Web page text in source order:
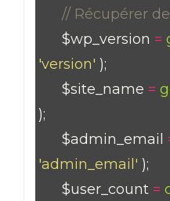
// Récupérer
$wp_version =
'version' );
$site_name =
);
$admin_email
'admin_email' );
$user_count =